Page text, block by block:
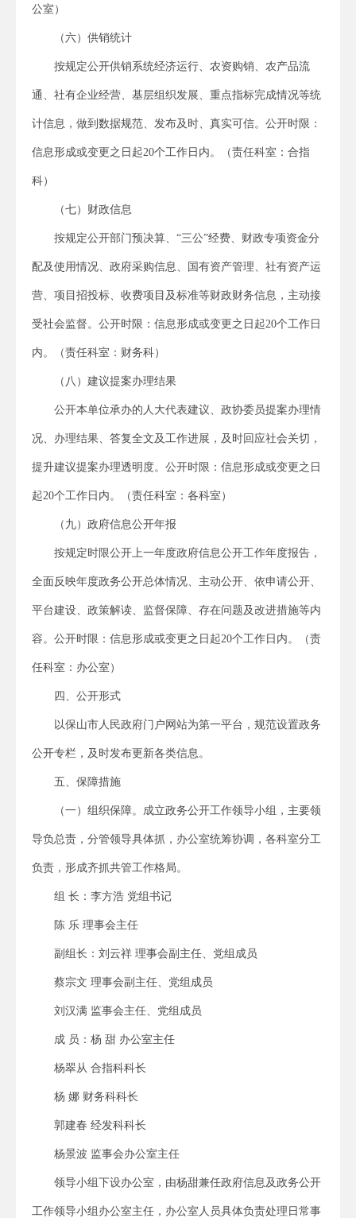
公室）
（六）供销统计
按规定公开供销系统经济运行、农资购销、农产品流
通、社有企业经营、基层组织发展、重点指标完成情况等统
计信息，做到数据规范、发布及时、真实可信。公开时限：
信息形成或变更之日起20个工作日内。（责任科室：合指
科）
（七）财政信息
按规定公开部门预决算、“三公”经费、财政专项资金分
配及使用情况、政府采购信息、国有资产管理、社有资产运
营、项目招投标、收费项目及标准等财政财务信息，主动接
受社会监督。公开时限：信息形成或变更之日起20个工作日
内。（责任科室：财务科）
（八）建议提案办理结果
公开本单位承办的人大代表建议、政协委员提案办理情
况、办理结果、答复全文及工作进展，及时回应社会关切，
提升建议提案办理透明度。公开时限：信息形成或变更之日
起20个工作日内。（责任科室：各科室）
（九）政府信息公开年报
按规定时限公开上一年度政府信息公开工作年度报告，
全面反映年度政务公开总体情况、主动公开、依申请公开、
平台建设、政策解读、监督保障、存在问题及改进措施等内
容。公开时限：信息形成或变更之日起20个工作日内。（责
任科室：办公室）
四、公开形式
以保山市人民政府门户网站为第一平台，规范设置政务
公开专栏，及时发布更新各类信息。
五、保障措施
（一）组织保障。成立政务公开工作领导小组，主要领
导负总责，分管领导具体抓，办公室统筹协调，各科室分工
负责，形成齐抓共管工作格局。
组 长：李方浩 党组书记
陈 乐 理事会主任
副组长：刘云祥 理事会副主任、党组成员
蔡宗文 理事会副主任、党组成员
刘汉满 监事会主任、党组成员
成 员：杨 甜 办公室主任
杨翠从 合指科科长
杨 娜 财务科科长
郭建春 经发科科长
杨景波 监事会办公室主任
领导小组下设办公室，由杨甜兼任政府信息及政务公开
工作领导小组办公室主任，办公室人员具体负责处理日常事